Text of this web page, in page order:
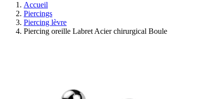
Accueil
Piercings
Piercing lèvre
Piercing oreille Labret Acier chirurgical Boule